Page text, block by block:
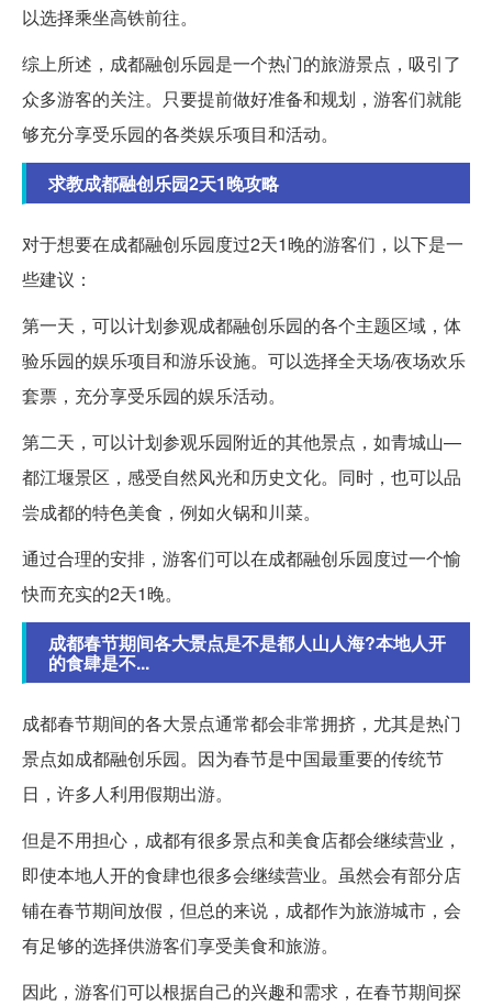
以选择乘坐高铁前往。
综上所述，成都融创乐园是一个热门的旅游景点，吸引了
众多游客的关注。只要提前做好准备和规划，游客们就能
够充分享受乐园的各类娱乐项目和活动。
求教成都融创乐园2天1晚攻略
对于想要在成都融创乐园度过2天1晚的游客们，以下是一
些建议：
第一天，可以计划参观成都融创乐园的各个主题区域，体
验乐园的娱乐项目和游乐设施。可以选择全天场/夜场欢乐
套票，充分享受乐园的娱乐活动。
第二天，可以计划参观乐园附近的其他景点，如青城山—
都江堰景区，感受自然风光和历史文化。同时，也可以品
尝成都的特色美食，例如火锅和川菜。
通过合理的安排，游客们可以在成都融创乐园度过一个愉
快而充实的2天1晚。
成都春节期间各大景点是不是都人山人海?本地人开
的食肆是不...
成都春节期间的各大景点通常都会非常拥挤，尤其是热门
景点如成都融创乐园。因为春节是中国最重要的传统节
日，许多人利用假期出游。
但是不用担心，成都有很多景点和美食店都会继续营业，
即使本地人开的食肆也很多会继续营业。虽然会有部分店
铺在春节期间放假，但总的来说，成都作为旅游城市，会
有足够的选择供游客们享受美食和旅游。
因此，游客们可以根据自己的兴趣和需求，在春节期间探